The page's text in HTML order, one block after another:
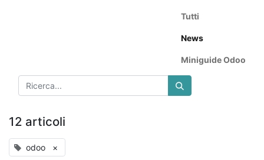
Tutti
News
Miniguide Odoo
12 articoli
odoo ×